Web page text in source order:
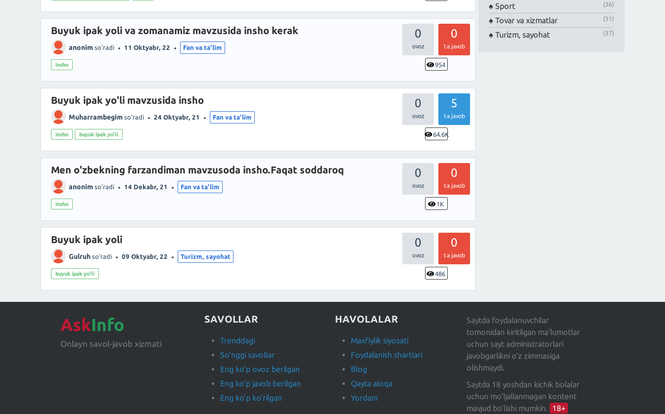
0 0
ta javob
954
Buyuk ipak yoli va zomanamiz mavzusida insho kerak
anonim so'radi 11 Oktyabr, 22 Fan va ta'lim
insho
0 5
ta javob
64.6K
Buyuk ipak yo'li mavzusida insho
Muharrambegim so'radi 24 Oktyabr, 21 Fan va ta'lim
insho buyuk ipak yo'li
0 0
ta javob
1K
Men o'zbekning farzandiman mavzusoda insho.Faqat soddaroq
anonim so'radi 14 Dekabr, 21 Fan va ta'lim
insho
0 0
ta javob
486
Buyuk ipak yoli
Gulruh so'radi 09 Oktyabr, 22 Turizm, sayohat
buyuk ipak yo'li
Sport (36)
Tovar va xizmatlar (31)
Turizm, sayohat (37)
AskInfo
Onlayn savol-javob xizmati
SAVOLLAR
Trenddagi
So'nggi savollar
Eng ko'p ovoz berilgan
Eng ko'p javob berilgan
Eng ko'p ko'rilgan
HAVOLALAR
Maxfiylik siyosati
Foydalanish shartlari
Blog
Qayta aloqa
Yordam
Saytda foydalanuvchilar
tomonidan kiritilgan ma'lumotlar
uchun sayt administratorlari
javobgarlikni o'z zimmasiga
olishmaydi.
Saytda 18 yoshdan kichik bolalar
uchun mo'ljallanmagan kontent
mavjud bo'lishi mumkin.
18+